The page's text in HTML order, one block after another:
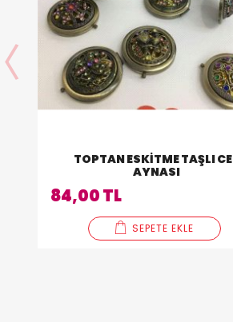
TOPTAN ESKITME TAŞLI
AYNASI
84,00 TL
SEPETE EKLE